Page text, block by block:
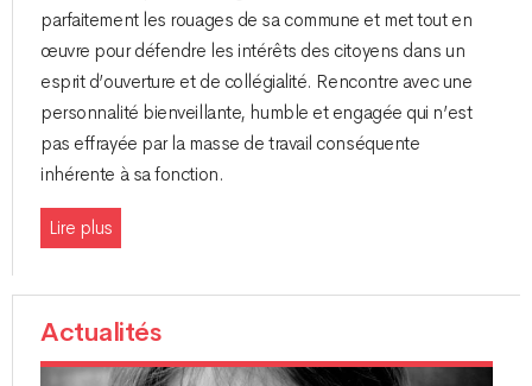
parfaitement les rouages de sa commune et met tout en
œuvre pour défendre les intérêts des citoyens dans un
esprit d’ouverture et de collégialité. Rencontre avec une
personnalité bienveillante, humble et engagée qui n’est
pas effrayée par la masse de travail conséquente
inhérente à sa fonction.
Lire plus
Actualités